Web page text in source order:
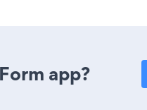
app?